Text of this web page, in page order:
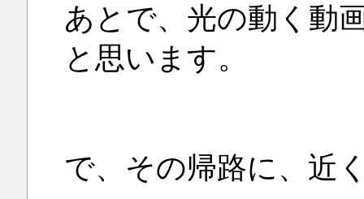
あとで、光の動く動
と思います。
で、その帰路に、近